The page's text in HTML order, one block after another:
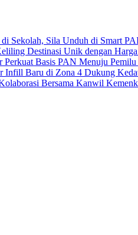
Sekolah, Sila Unduh di Smart
Destinasi Unik dengan Harga
Basis PAN Menuju Pemilu
Infill Baru di Zona 4 Dukung
Bersama Kanwil